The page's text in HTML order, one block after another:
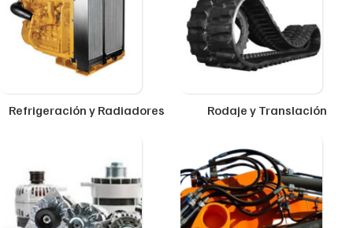
Refrigeración y Radiadores Rodaje y Translación